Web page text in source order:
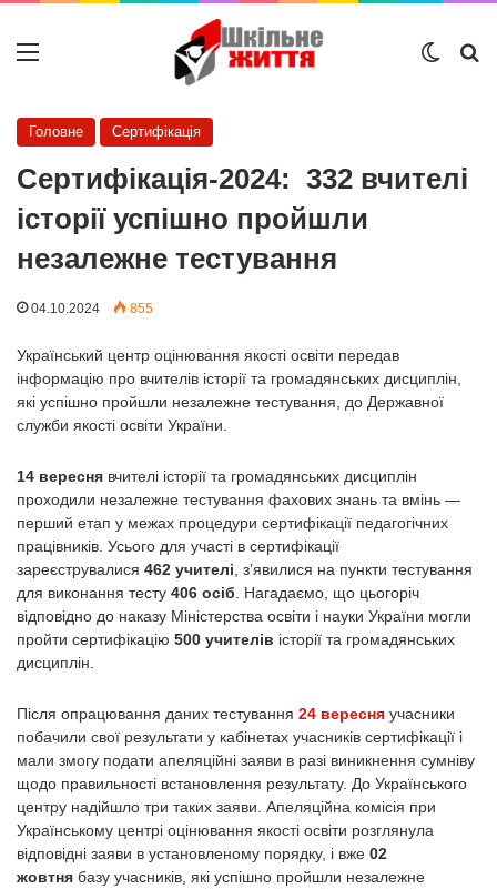
Меню
Головне Сертифікація
Сертифікація-2024: 332 вчителі
історії успішно пройшли
незалежне тестування
04.10.2024 855
Український центр оцінювання якості освіти передав
інформацію про вчителів історії та громадянських дисциплін,
які успішно пройшли незалежне тестування, до Державної
служби якості освіти України.
14 вересня вчителі історії та громадянських дисциплін
проходили незалежне тестування фахових знань та вмінь —
перший етап у межах процедури сертифікації педагогічних
працівників. Усього для участі в сертифікації
зареєструвалися 462 учителі , з’явилися на пункти тестування
для виконання тесту 406 осіб . Нагадаємо, що цьогоріч
відповідно до наказу Міністерства освіти і науки України могли
пройти сертифікацію 500 учителів історії та громадянських
дисциплін.
Після опрацювання даних тестування 24 вересня учасники
побачили свої результати у кабінетах учасників сертифікації і
мали змогу подати апеляційні заяви в разі виникнення сумніву
щодо правильності встановлення результату. До Українського
центру надійшло три таких заяви. Апеляційна комісія при
Українському центрі оцінювання якості освіти розглянула
відповідні заяви в установленому порядку, і вже 02
жовтня базу учасників, які успішно пройшли незалежне